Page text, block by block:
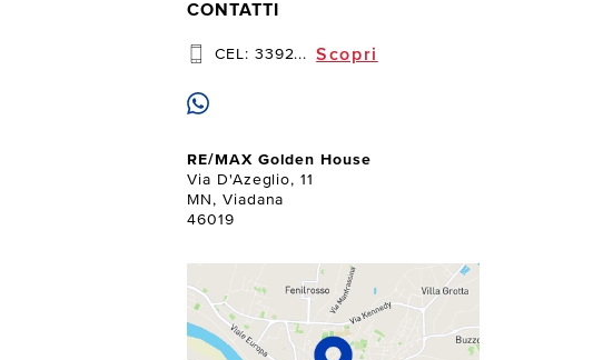
CONTATTI
CEL: 3392... Scopri
RE/MAX Golden House
Via D'Azeglio, 11
MN, Viadana
46019